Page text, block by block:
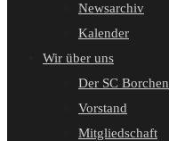
Newsarchiv
Kalender
Wir über uns
Der SC Borchen
Vorstand
Mitgliedschaft